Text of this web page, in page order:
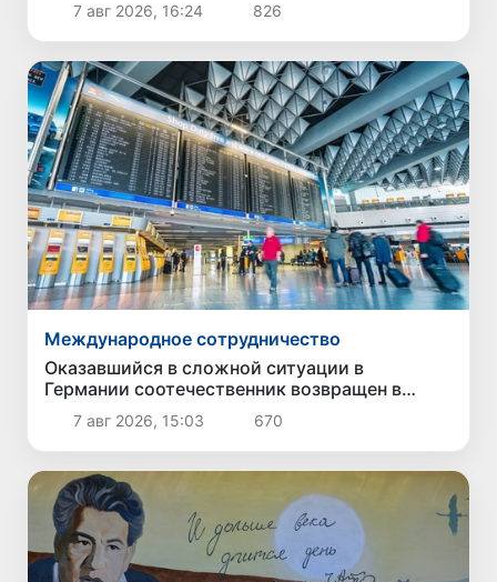
7 авг 2026, 16:24 826
Международное сотрудничество
Оказавшийся в сложной ситуации в
Германии соотечественник возвращен в
Узбекистан
7 авг 2026, 15:03 670